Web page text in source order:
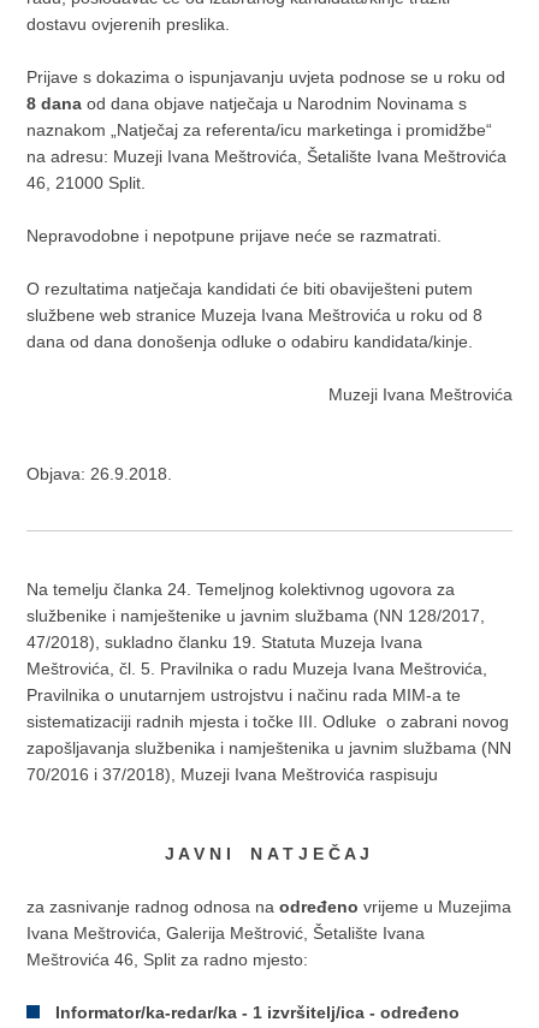
dostavu ovjerenih preslika.
Prijave s dokazima o ispunjavanju uvjeta podnose se u roku od
8 dana od dana objave natječaja u Narodnim Novinama s
naznakom „Natječaj za referenta/icu marketinga i promidžbe“
na adresu: Muzeji Ivana Meštrovića, Šetalište Ivana Meštrovića
46, 21000 Split.
Nepravodobne i nepotpune prijave neće se razmatrati.
O rezultatima natječaja kandidati će biti obaviješteni putem
službene web stranice Muzeja Ivana Meštrovića u roku od 8
dana od dana donošenja odluke o odabiru kandidata/kinje.
Muzeji Ivana Meštrovića
Objava: 26.9.2018.
Na temelju članka 24. Temeljnog kolektivnog ugovora za
službenike i namještenike u javnim službama (NN 128/2017,
47/2018), sukladno članku 19. Statuta Muzeja Ivana
Meštrovića, čl. 5. Pravilnika o radu Muzeja Ivana Meštrovića,
Pravilnika o unutarnjem ustrojstvu i načinu rada MIM-a te
sistematizaciji radnih mjesta i točke III. Odluke o zabrani novog
zapošljavanja službenika i namještenika u javnim službama (NN
70/2016 i 37/2018), Muzeji Ivana Meštrovića raspisuju
J A V N I N A T J E Č A J
za zasnivanje radnog odnosa naodređeno vrijeme u Muzejima
Ivana Meštrovića, Galerija Meštrović, Šetalište Ivana
Meštrovića 46, Split za radno mjesto:
Informator/ka-redar/ka - 1 izvršitelj/ica - određeno